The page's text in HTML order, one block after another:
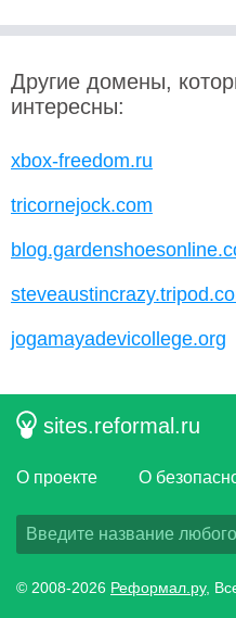
Другие домены,
интересны:
xbox-freedom.ru
tricornejock.com
jogamayadevicollege.org
sites.reformal.ru
О проекте О
© 2008-2026 Реформал.ру,